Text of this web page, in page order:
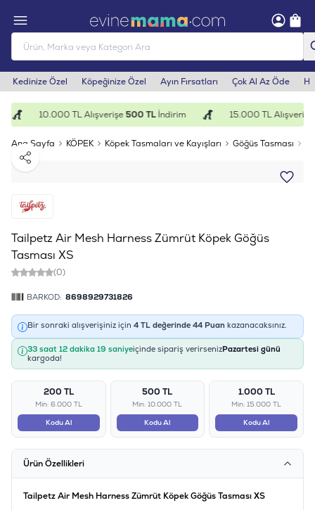
Kedinize Özel Köpeğinize Özel Ayın Fırsatları Çok Al Az Öde
10.000 TL Alışverişe500 TLİndirim 15.000 TL Alışverişe
Ana Sayfa KÖPEK Köpek Tasmaları ve Kayışları Göğüs Tasması
Paylaş
Tailpetz Air Mesh Harness Zümrüt Köpek Göğüs
Tasması XS
(0)
BARKOD: 8698929731826
Bir sonraki alışverişiniz için 4 TL değerinde 44 Puan kazanacaksınız.
33 saat 12 dakika 19 saniyeiçinde sipariş verirsenizPazartesi günü
kargoda!
200 TL
Min: 6.000 TL
Kodu Al
500 TL
Min: 10.000 TL
Kodu Al
1.000 TL
Min: 15.000 TL
Kodu Al
Ürün Özellikleri
Tailpetz Air Mesh Harness Zümrüt Köpek Göğüs Tasması XS